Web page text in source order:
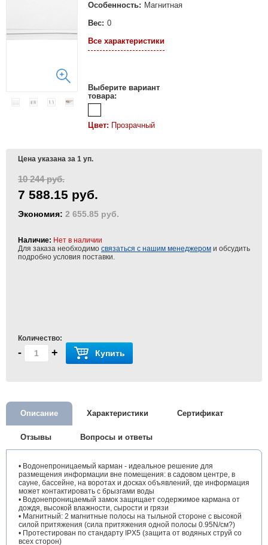
Особенность: Магнитная
Вес: 0
Все характеристики
Выберите вариант
товара:
Цвет: Прозрачный
Цена указана за 1 уп.
10 244 руб.
7 588.15 руб.
Экономия: 2 655.85 руб.
Наличие: Нет в наличии
Для заказа необходимо связаться с нашим менеджером и обсудить
подробно условия поставки.
Количество:
- + Купить
Описание Характеристики Сертификат
Отзывы Вопросы и ответы
• Водонепроницаемый карман - идеальное решение для
размещения информации вне помещения: в садовом центре, в
сауне, бассейне, на воротах и досках объявлений, где информация
может контактировать с брызгами воды
• Водонепроницаемый замок защищает содержимое кармана от
дождя, высокой влажности, сырости и грязи
• Магнитный: 2 магнитные полосы на тыльной стороне с высокой
силой притяжения (сила притяжения одной полосы 0.95N/см?)
• Протестирован по стандарту IPX5 (защита от водяных струй со
всех сторон)